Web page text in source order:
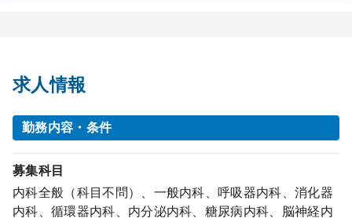
求人情報
勤務内容・条件
募集科目
内科全般（科目不問）、一般内科、呼吸器内科、消化器
内科、循環器内科、内分泌内科、糖尿病内科、脳神経内